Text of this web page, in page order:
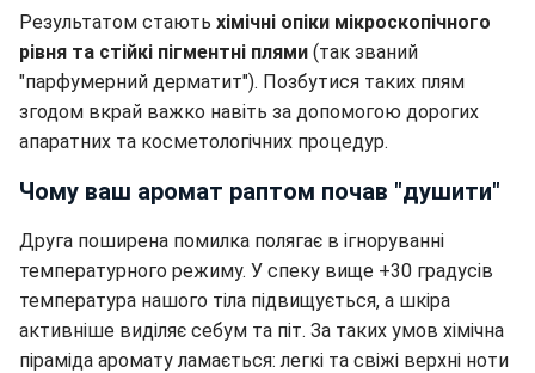
Результатом стають хімічні опіки мікроскопічного
рівня та стійкі пігментні плями (так званий
"парфумерний дерматит"). Позбутися таких плям
згодом вкрай важко навіть за допомогою дорогих
апаратних та косметологічних процедур.
Чому ваш аромат раптом почав "душити"
Друга поширена помилка полягає в ігноруванні
температурного режиму. У спеку вище +30 градусів
температура нашого тіла підвищується, а шкіра
активніше виділяє себум та піт. За таких умов хімічна
піраміда аромату ламається: легкі та свіжі верхні ноти